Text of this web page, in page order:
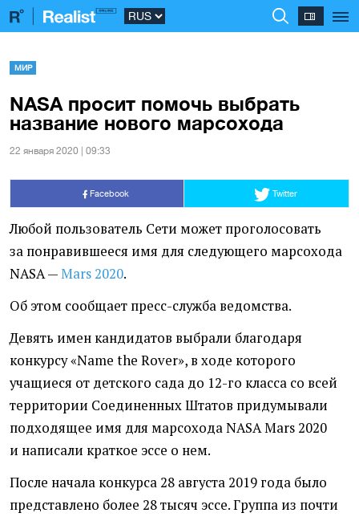
МИР
NASA просит помочь выбрать
название нового марсохода
22 января 2020 | 09:33
Facebook Twitter
Любой пользователь Сети может проголосовать
за понравившееся имя для следующего марсохода
NASA —Mars 2020.
Об этом сообщает пресс-служба ведомства.
Девять имен кандидатов выбрали благодаря
конкурсу«Name the Rover», в ходе которого
учащиеся от детского сада до 12-го класса со всей
территории Соединенных Штатов придумывали
подходящее имя для марсохода NASA Mars 2020
и написали краткое эссе о нем.
После начала конкурса 28 августа 2019 года было
представлено более 28 тысяч эссе. Группа из почти